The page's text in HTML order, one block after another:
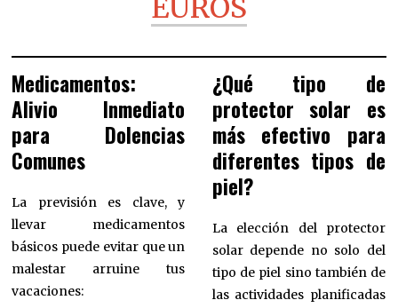
EUROS
Medicamentos:
Alivio Inmediato
para Dolencias
Comunes
La previsión es clave, y
llevar medicamentos
básicos puede evitar que un
malestar arruine tus
vacaciones:
¿Qué tipo de
protector solar es
más efectivo para
diferentes tipos de
piel?
La elección del protector
solar depende no solo del
tipo de piel sino también de
las actividades planificadas